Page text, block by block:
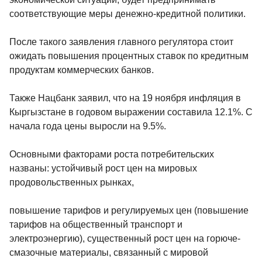
соответствующие меры денежно-кредитной политики.
После такого заявления главного регулятора стоит
ожидать повышения процентных ставок по кредитным
продуктам коммерческих банков.
Также Нацбанк заявил, что на 19 ноября инфляция в
Кыргызстане в годовом выражении составила 12.1%. С
начала года цены выросли на 9.5%.
Основными факторами роста потребительских
названы: устойчивый рост цен на мировых
продовольственных рынках,
повышение тарифов и регулируемых цен (повышение
тарифов на общественный транспорт и
электроэнергию), существенный рост цен на горюче-
смазочные материалы, связанный с мировой